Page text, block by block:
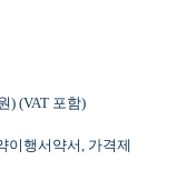
) (VAT 포함)
이행서약서 가격제